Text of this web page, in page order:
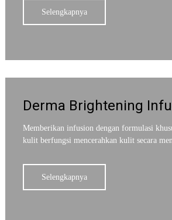
Selengkapnya
Derma Brightening
Memberikan infusion dengan formulasi
kulit berfungsi mencerahkan kulit secara
Selengkapnya